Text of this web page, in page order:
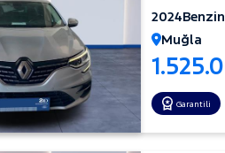
2024Benzin
Muğla
Garantili